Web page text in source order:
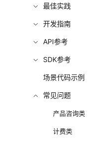
最佳实践
开发指南
API参考
SDK参考
场景代码示例
常见问题
产品咨询类
计费类